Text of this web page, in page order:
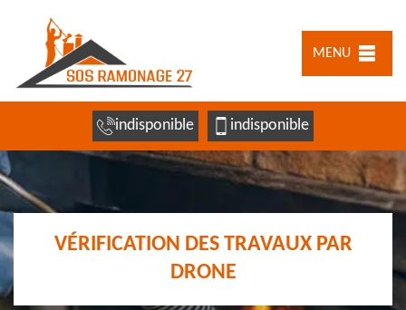
MENU
indisponible indisponible
VÉRIFICATION DES TRAVAUX PAR
DRONE